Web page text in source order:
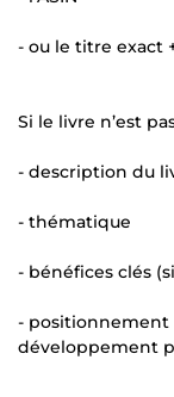
- ou le titre exact
Si le livre n’est
- description du
- thématique
- bénéfices clés
- positionnement
développement